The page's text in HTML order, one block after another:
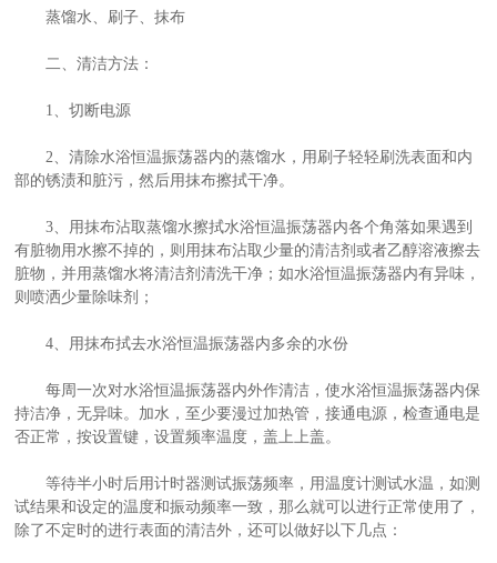
蒸馏水、刷子、抹布
二、清洁方法：
1、切断电源
2、清除水浴恒温振荡器内的蒸馏水，用刷子轻轻刷洗表面和内
部的锈渍和脏污，然后用抹布擦拭干净。
3、用抹布沾取蒸馏水擦拭水浴恒温振荡器内各个角落如果遇到
有脏物用水擦不掉的，则用抹布沾取少量的清洁剂或者乙醇溶液擦去
脏物，并用蒸馏水将清洁剂清洗干净；如水浴恒温振荡器内有异味，
则喷洒少量除味剂；
4、用抹布拭去水浴恒温振荡器内多余的水份
每周一次对水浴恒温振荡器内外作清洁，使水浴恒温振荡器内保
持洁净，无异味。加水，至少要漫过加热管，接通电源，检查通电是
否正常，按设置键，设置频率温度，盖上上盖。
等待半小时后用计时器测试振荡频率，用温度计测试水温，如测
试结果和设定的温度和振动频率一致，那么就可以进行正常使用了，
除了不定时的进行表面的清洁外，还可以做好以下几点：